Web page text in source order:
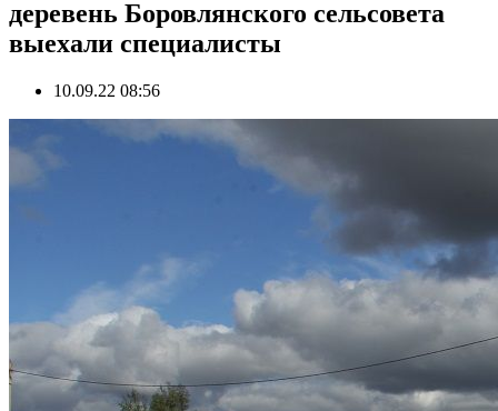
деревень Боровлянского сельсовета
выехали специалисты
10.09.22 08:56